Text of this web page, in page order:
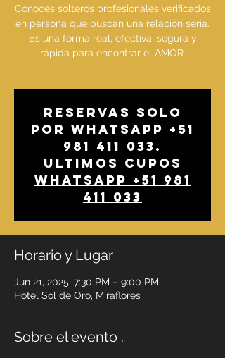
Conoces solteros profesionales verificados
en persona que buscan una relación seria.
Es una forma real, efectiva, segura y
rápida para encontrar el AMOR.
Reservas solo
por whatsapp +51
981 411 033.
Ultimos cupos
Whatsapp +51 981
411 033
Horario y Lugar
Jun 21, 2025, 7:30 PM – 9:00 PM
Hotel Sol de Oro, Miraflores
Sobre el evento .